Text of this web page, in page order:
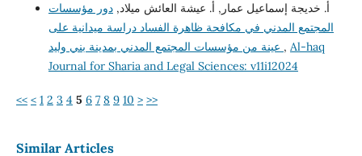
أ. خديجة إسماعيل عمار, أ. عيشة العائش ميلاد,دور مؤسسات
المجتمع المدني في مكافحة ظاهرة الفساد دراسة ميدانية على
, Al-haq
Journal for Sharia and Legal Sciences: v11i12024
<< < 1 2 3 4 5 6 7 8 9 10 > >>
Similar Articles